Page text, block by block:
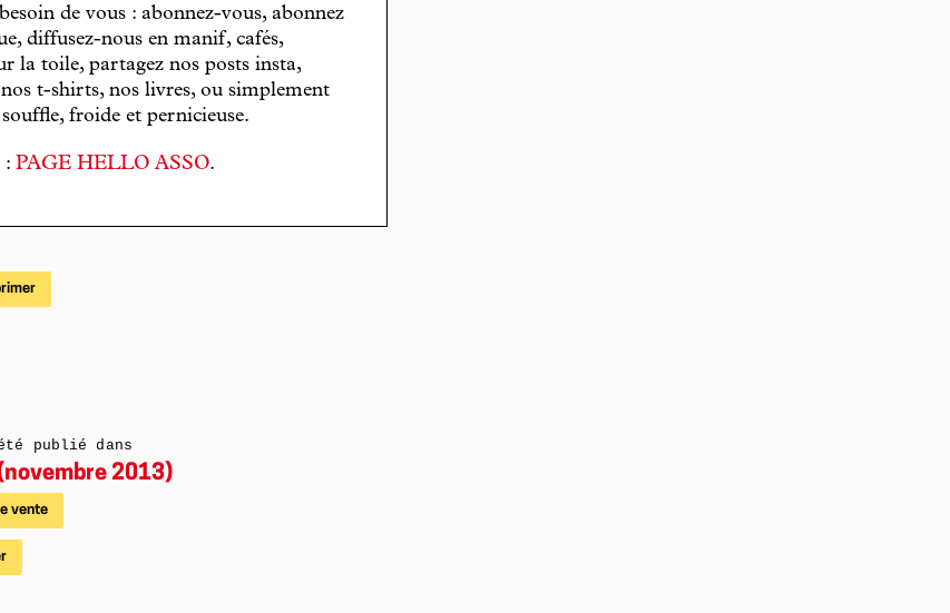
de vous : abonnez-vous, abonnez
diffusez-nous en manif, cafés,
la toile, partagez nos posts insta,
t-shirts, nos livres, ou simplement
froide et pernicieuse.
: PAGE HELLO ASSO.
publié dans
2013)
vente